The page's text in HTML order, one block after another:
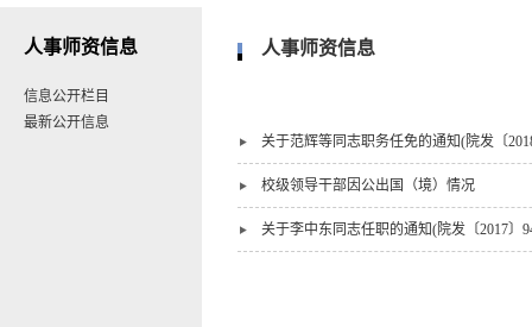
人事师资信息
信息公开栏目
最新公开信息
人事师资信息
关于范辉等同志职务任免的通知(院发〔
校级领导干部因公出国（境）情况
关于李中东同志任职的通知(院发〔2017〕